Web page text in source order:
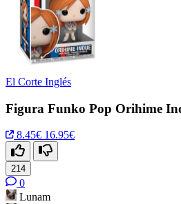
El Corte Inglés
Figura Funko Pop Orihime
8.45€ 16.95€
214
0
Lunam